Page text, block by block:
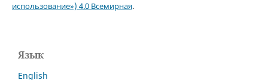
использование») 4.0 Всемирная.
Язык
English